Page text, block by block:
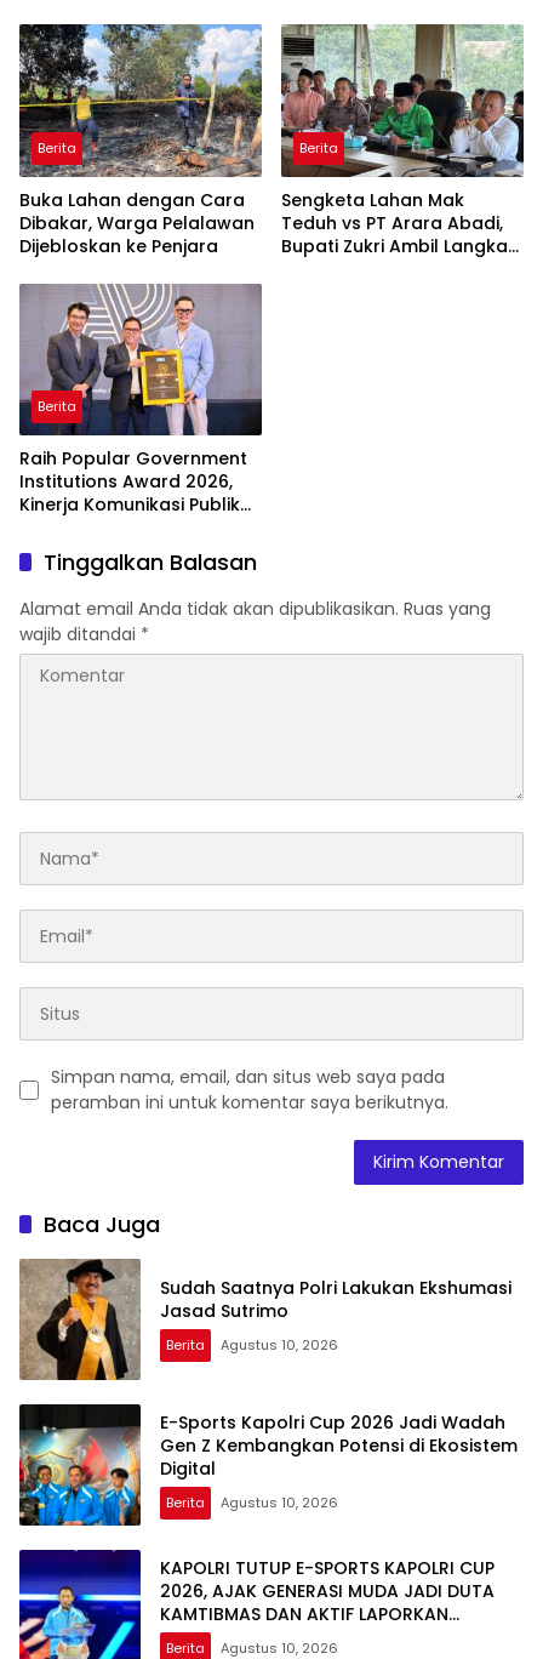
Jaringan Pembalak Liar
Berita
Buka Lahan dengan Cara
Dibakar, Warga Pelalawan
Dijebloskan ke Penjara
Berita
Sengketa Lahan Mak
Teduh vs PT Arara Abadi,
Bupati Zukri Ambil Langkah
Berita
Raih Popular Government
Institutions Award 2026,
Kinerja Komunikasi Publik
Kembali Diakui
Tinggalkan Balasan
Alamat email Anda tidak akan dipublikasikan. Ruas yang
wajib ditandai *
Simpan nama, email, dan situs web saya pada
peramban ini untuk komentar saya berikutnya.
Baca Juga
Sudah Saatnya Polri Lakukan Ekshumasi
Jasad Sutrimo
Berita Agustus 10, 2026
E-Sports Kapolri Cup 2026 Jadi Wadah
Gen Z Kembangkan Potensi di Ekosistem
Digital
Berita Agustus 10, 2026
KAPOLRI TUTUP E-SPORTS KAPOLRI CUP
2026, AJAK GENERASI MUDA JADI DUTA
KAMTIBMAS DAN AKTIF LAPORKAN
GANGGUAN KE 110
Berita Agustus 10, 2026